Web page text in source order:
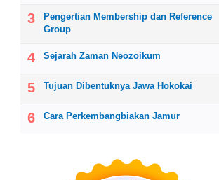
Pengertian Membership dan Reference
Group
Sejarah Zaman Neozoikum
Tujuan Dibentuknya Jawa Hokokai
Cara Perkembangbiakan Jamur